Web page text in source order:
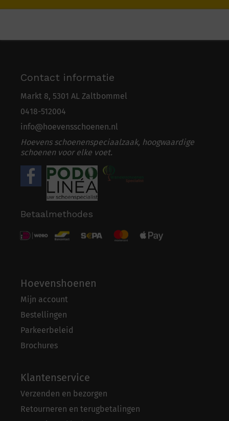
Contact informatie
Markt 8, 5301 AL Zaltbommel
0418-512004
info@hoevensschoenen.nl
Hoevens schoenenspeciaalzaak, hoogwaardige
schoenen voor elke voet.
Betaalmethodes
Hoevenshoenen
Mijn account
Bestellingen
Parkeerbeleid
Brochures
Klantenservice
Verzenden en bezorgen
Retourneren en terugbetalingen